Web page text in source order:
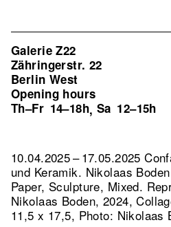
Galerie Z22
Zähringerstr. 22
Berlin West
Opening hours
Th–Fr 14–18h, Sa 12–15h
10.04.2025 – 17.05.2025
und Keramik. Nikolaas
Paper, Sculpture, Mixed.
Nikolaas Boden, 2024,
11,5 x 17,5, Photo: Nikolaas